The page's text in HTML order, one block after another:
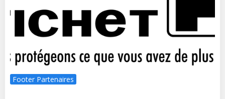
Footer Partenaires